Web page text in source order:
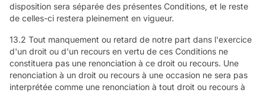
disposition sera séparée des présentes Conditions, et le reste
de celles-ci restera pleinement en vigueur.
13.2 Tout manquement ou retard de notre part dans l'exercice
d'un droit ou d'un recours en vertu de ces Conditions ne
constituera pas une renonciation à ce droit ou recours. Une
renonciation à un droit ou recours à une occasion ne sera pas
interprétée comme une renonciation à tout droit ou recours à